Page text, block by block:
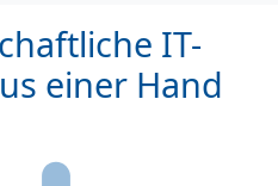
IT-
einer Hand